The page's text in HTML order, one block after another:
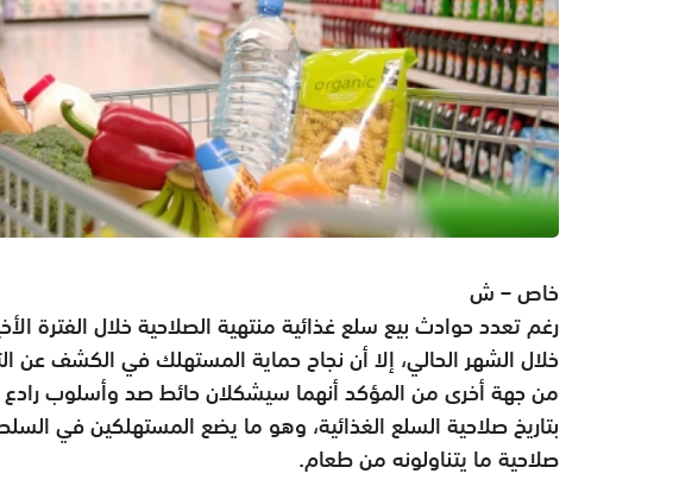
خاص – ش
رغم تعدد حوادث بيع سلع غذائية منتهية الصلاحية خلال الفترة
خلال الشهر الحالي، إلا أن نجاح حماية المستهلك في الكشف عن
من جهة أخرى من المؤكد أنهما سيشكلان حائط صد وأسلوب
بتاريخ صلاحية السلع الغذائية، وهو ما يضع المستهلكين في
صلاحية ما يتناولونه من طعام.